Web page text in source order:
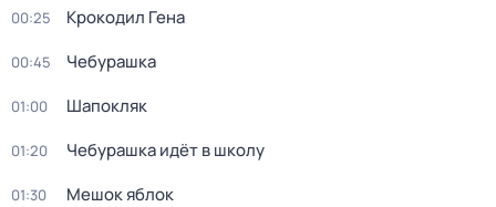
00:25 Крокодил Гена
00:45 Чебурашка
01:00 Шапокляк
01:20 Чебурашка идёт в школу
01:30 Мешок яблок